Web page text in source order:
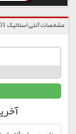
مشخصات آنتی استاتیک CA3001